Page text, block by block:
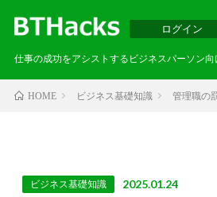
ログイン
仕事の成功をアシストするビジネスパーソン向
HOME ビジネス基礎知識 管理職の
ビジネス基礎知識 2025.01.24